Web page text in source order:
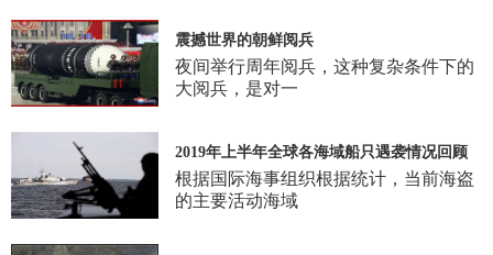
震撼世界的朝鲜阅兵
夜间举行周年阅兵，这种复杂条件下的
大阅兵，是对一
2019年上半年全球各海域船只遇袭情况回顾
根据国际海事组织根据统计，当前海盗
的主要活动海域